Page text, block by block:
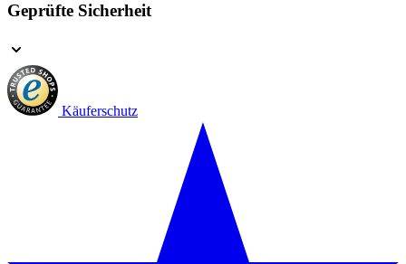
Geprüfte Sicherheit
Käuferschutz